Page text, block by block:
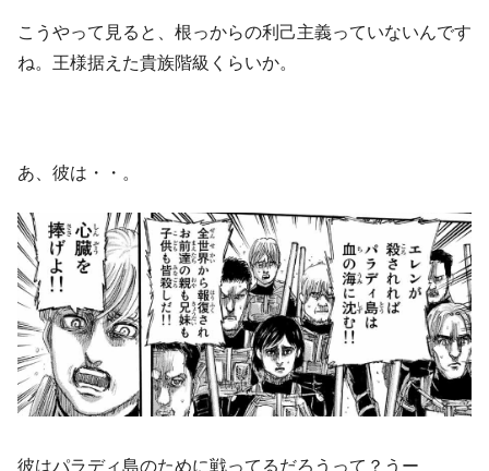
こうやって見ると、根っからの利己主義っていないんです
ね。王様据えた貴族階級くらいか。
あ、彼は・・。
彼はパラディ島のために戦ってるだろうって？うー